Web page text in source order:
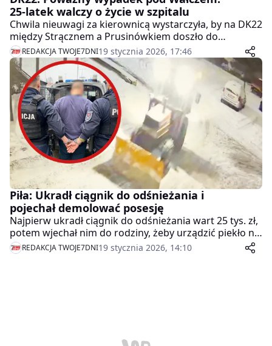
25-latek walczy o życie w szpitalu
Chwila nieuwagi za kierownicą wystarczyła, by na DK22
między Strącznem a Prusinówkiem doszło do
czołowego zderzenia dwóch aut. Jeden z kierowców w
stanie krytycznym trafił do szpitala.
REDAKCJA TWOJE7DNI19 stycznia 2026, 17:46
Piła: Ukradł ciągnik do odśnieżania i
pojechał demolować posesję
Najpierw ukradł ciągnik do odśnieżania wart 25 tys. zł,
potem wjechał nim do rodziny, żeby urządzić piekło na
posesji – awantura, groźby i demolka. 29-letni pilanin,
który od miesięcy ma na pieńku z prawem, tym razem
REDAKCJA TWOJE7DNI19 stycznia 2026, 14:10